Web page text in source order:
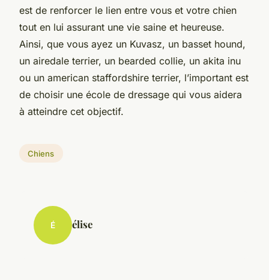
est de renforcer le lien entre vous et votre chien
tout en lui assurant une vie saine et heureuse.
Ainsi, que vous ayez un Kuvasz, un basset hound,
un airedale terrier, un bearded collie, un akita inu
ou un american staffordshire terrier, l’important est
de choisir une école de dressage qui vous aidera
à atteindre cet objectif.
Chiens
É élise